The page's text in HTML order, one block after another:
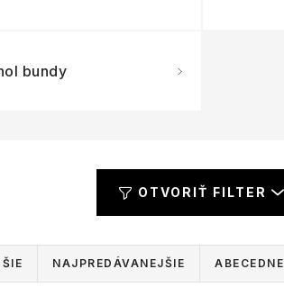
bundy
OTVORIŤ FILTER
NAJPREDÁVANEJŠIE ABECEDNE